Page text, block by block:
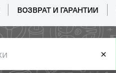
ВОЗВРАТ И ГАРАНТИИ
✕